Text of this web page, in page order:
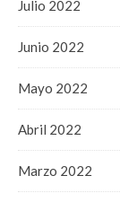
Julio 2022
Junio 2022
Mayo 2022
Abril 2022
Marzo 2022